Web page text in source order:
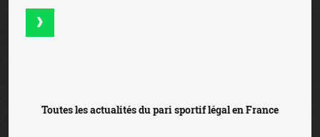
Toutes les actualités du pari sportif légal en France